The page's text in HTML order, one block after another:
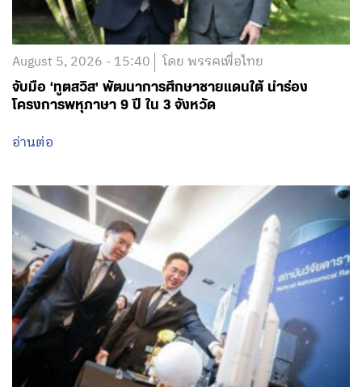
August 5, 2026 - 15:40 โดย พรรคเพื่อไทย
จับมือ ‘ทูตสวิส’ พัฒนาการศึกษาชายแดนใต้ นำร่อง
โครงการพหุภาษา 9 ปี ใน 3 จังหวัด
อ่านต่อ